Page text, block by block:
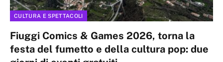
CULTURA E SPETTACOLI
Fiuggi Comics & Games 2026, torna la
festa del fumetto e della cultura pop: due